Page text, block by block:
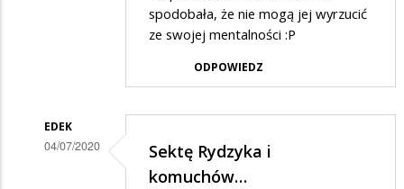
PIS-
spodobała, że nie mogą jej wyrzucić
ze swojej mentalności :P
ODPOWIEDZ
EDEK
04/07/2020
Sektę Rydzyka i
komuchów…